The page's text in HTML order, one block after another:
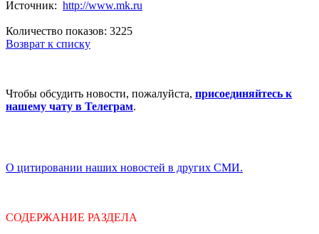
Источник: http://www.mk.ru
Количество показов: 3225
Возврат к списку
Чтобы обсудить новости, пожалуйста, присоединяйтесь к
нашему чату в Телеграм.
О цитировании наших новостей в других СМИ.
СОДЕРЖАНИЕ РАЗДЕЛА